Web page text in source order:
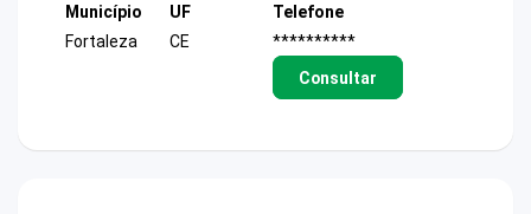
Município
Fortaleza
UF
CE
Telefone
**********
Consultar